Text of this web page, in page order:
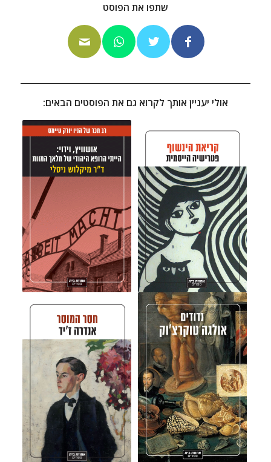
שתפו את הפוסט
אולי יעניין אותך לקרוא גם את הפוסטים הבאים: